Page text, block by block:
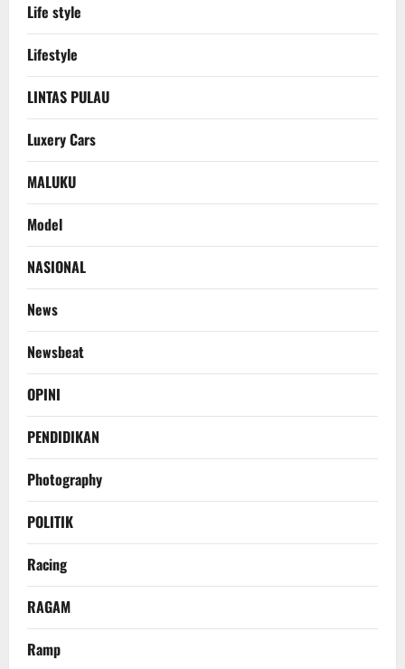
Life style
Lifestyle
LINTAS PULAU
Luxery Cars
MALUKU
Model
NASIONAL
News
Newsbeat
OPINI
PENDIDIKAN
Photography
POLITIK
Racing
RAGAM
Ramp